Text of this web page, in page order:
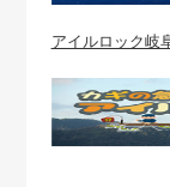
アイルロック岐